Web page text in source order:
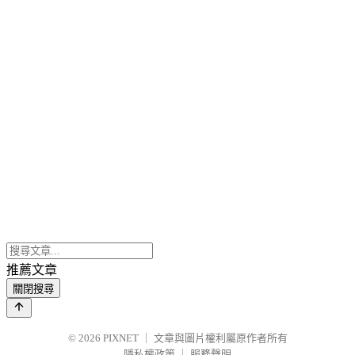
推薦文章
關閉搜尋
© 2026 PIXNET
文章與圖片權利屬原作者所有